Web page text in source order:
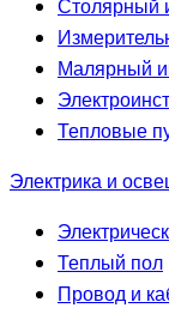
Столярный
Малярный
Тепловые
Электрика и
Теплый пол
Провод и